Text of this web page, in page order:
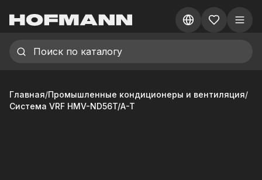
Главная/Промышленные кондиционеры и вентиляция/
Система VRF HMV-ND56T/A-T